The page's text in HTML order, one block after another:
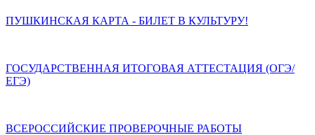
ПУШКИНСКАЯ КАРТА - БИЛЕТ В КУЛЬТУРУ!
ГОСУДАРСТВЕННАЯ ИТОГОВАЯ АТТЕСТАЦИЯ (ОГЭ/
ЕГЭ)
ВСЕРОССИЙСКИЕ ПРОВЕРОЧНЫЕ РАБОТЫ